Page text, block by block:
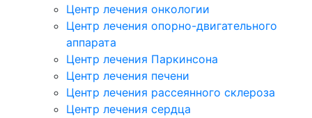
Центр лечения онкологии
Центр лечения опорно-двигательного
аппарата
Центр лечения Паркинсона
Центр лечения печени
Центр лечения рассеянного склероза
Центр лечения сердца